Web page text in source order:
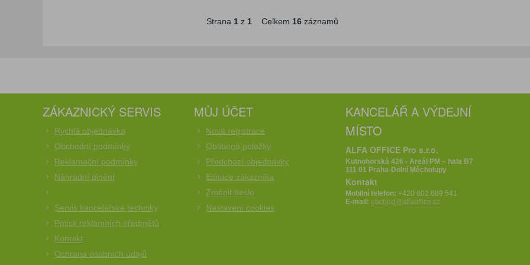
Strana 1z 1Celkem 16záznamů
ZÁKAZNICKÝ SERVIS
Rychlá objednávka
Obchodní podmínky
Reklamační podmínky
Náhradní plnění
Servis kancelářské techniky
Potisk reklamních předmětů
Kontakt
Ochrana osobních údajů
MŮJ ÚČET
Nová registrace
Oblíbené položky
Předchozí objednávky
Editace zákazníka
Změnit heslo
Nastavení cookies
KANCELÁŘ A VÝDEJNÍ
MÍSTO
ALFA OFFICE Pro s.r.o.
Kutnohorská 426 - Areál PM – hala B7
111 01 Praha-Dolní Měcholupy
Kontakt
Mobilní telefon:+420 602 689 541
E-mail:obchod@alfaoffice.cz